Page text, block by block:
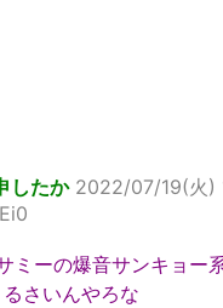
したか 2022/07/19(火)
ミーの爆音サンキョー
さいんやろな